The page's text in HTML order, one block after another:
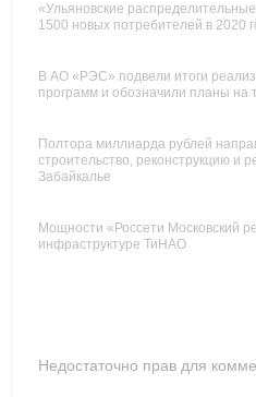
«Ульяновские
1500 новых потребителей в 2020
В АО «РЭС» подвели итоги
программ и обозначили планы на
Полтора миллиарда рублей
строительство, реконструкцию и
Забайкалье
Мощности «Россети Московский
инфраструктуре ТиНАО
Недостаточно прав для